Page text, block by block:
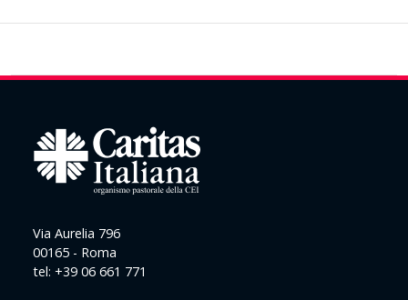
Via Aurelia 796
00165 - Roma
tel: +39 06 661 771